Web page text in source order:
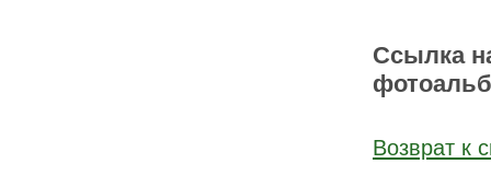
Ссылка
Возврат к